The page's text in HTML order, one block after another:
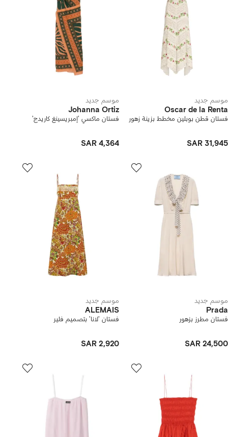
موسم جديد
Oscar de la Renta
فستان قطن بوبلين مخطط بزينة زهور
SAR 31,945
موسم جديد
Johanna Ortiz
فستان ماكسي 'إمبريسينغ كاريدج'
SAR 4,364
موسم جديد
Prada
فستان مطرز بزهور
SAR 24,500
موسم جديد
ALEMAIS
فستان 'لانا' بتصميم فلير
SAR 2,920